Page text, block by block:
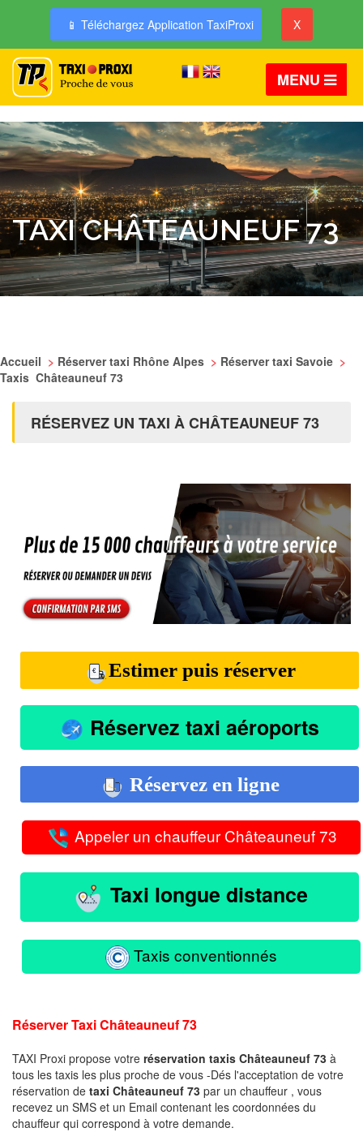
📱 Téléchargez Application TaxiProxi X
MENU
TAXI CHÂTEAUNEUF 73
Accueil > Réserver taxi Rhône Alpes > Réserver taxi Savoie >
Taxis Châteauneuf 73
RÉSERVEZ UN TAXI À CHÂTEAUNEUF 73
Estimer puis réserver
Réservez taxi aéroports
Réservez en ligne
Appeler un chauffeur Châteauneuf 73
Taxi longue distance
Taxis conventionnés
Réserver Taxi Châteauneuf 73
TAXI Proxi propose votre réservation taxis Châteauneuf 73 à
tous les taxis les plus proche de vous -Dés l'acceptation de votre
réservation de taxi Châteauneuf 73 par un chauffeur , vous
recevez un SMS et un Email contenant les coordonnées du
chauffeur qui correspond à votre demande.